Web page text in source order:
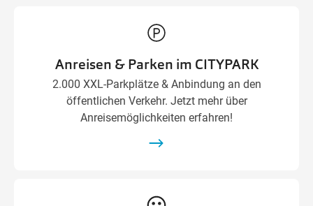
Anreisen & Parken im CITYPARK
2.000 XXL-Parkplätze & Anbindung an den
öffentlichen Verkehr. Jetzt mehr über
Anreisemöglichkeiten erfahren!